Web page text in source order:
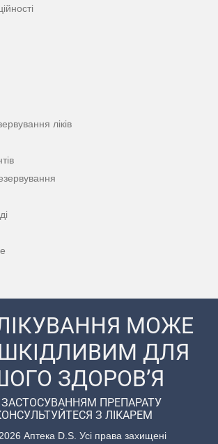
ліків
МОЖЕ
ДЛЯ
ЗДОРОВ’Я
ЗАСТОСУВАННЯМ ПРЕПАРАТУ
З ЛІКАРЕМ
Аптека D.S. Усі права захищені